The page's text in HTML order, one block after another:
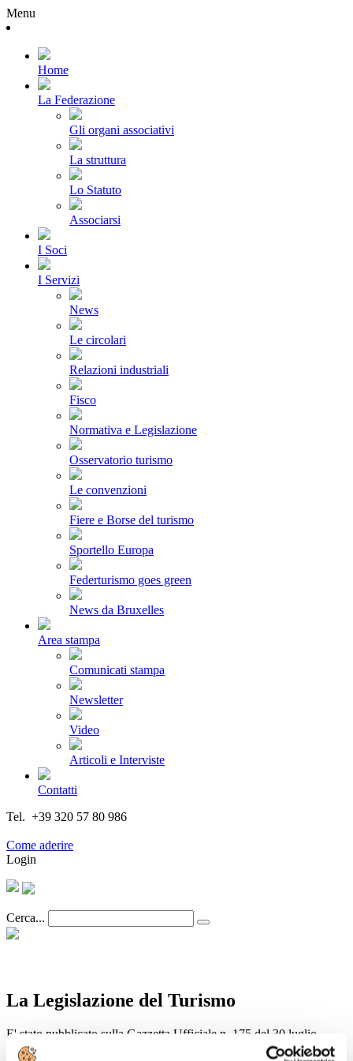
Menu
Home
La Federazione
Gli organi associativi
La struttura
Lo Statuto
Associarsi
I Soci
I Servizi
News
Le circolari
Relazioni industriali
Fisco
Normativa e Legislazione
Osservatorio turismo
Le convenzioni
Fiere e Borse del turismo
Sportello Europa
Federturismo goes green
News da Bruxelles
Area stampa
Comunicati stampa
Newsletter
Video
Articoli e Interviste
Contatti
Tel. +39 320 57 80 986
Come aderire
Login
Cerca...
La Legislazione del Turismo
E' stato pubblicato sulla Gazzetta Ufficiale n. 175 del 30 luglio
2014, la
di conversione in legge,